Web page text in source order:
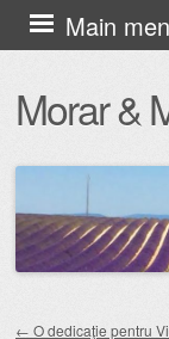
Morar &
Main
Skip
to
content
← O dedicaţie pentru